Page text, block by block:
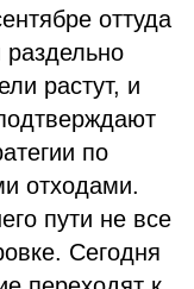
оттуда
растут, и
по
отходами.
пути не все
Сегодня